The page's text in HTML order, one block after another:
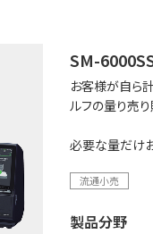
SM-
お客様が自ら
ルフの量り売り
必要な量だけ
流通小売
製品分野